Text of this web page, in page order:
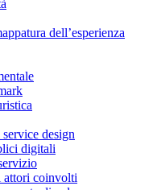
dell’esperienza
design
digitali
attori coinvolti